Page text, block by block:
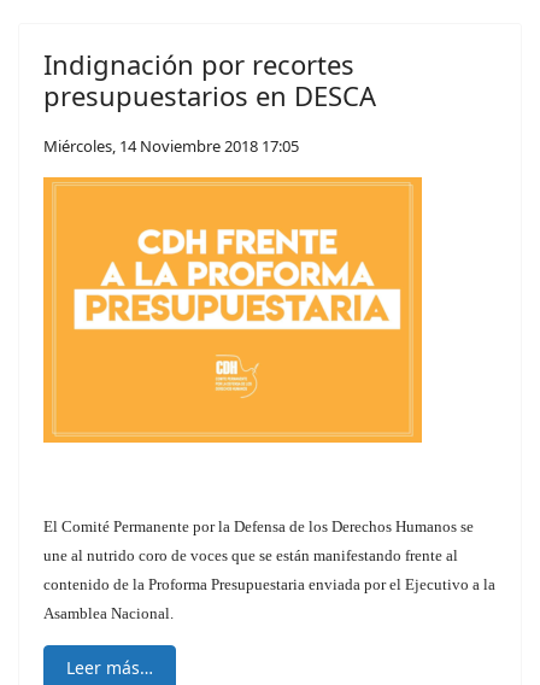
Indignación por recortes
presupuestarios en DESCA
Miércoles, 14 Noviembre 2018 17:05
El Comité Permanente por la Defensa de los Derechos Humanos se
une al nutrido coro de voces que se están manifestando frente al
contenido de la Proforma Presupuestaria enviada por el Ejecutivo a la
Asamblea Nacional.
Leer más…